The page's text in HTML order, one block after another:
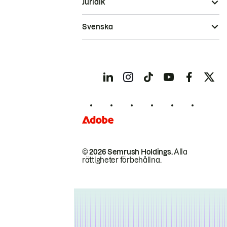
© 2026 Semrush Holdings.Alla
rättigheter förbehållna.
Juridik
Svenska